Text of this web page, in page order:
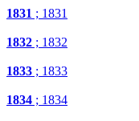
1831 ; 1831
1832 ; 1832
1833 ; 1833
1834 ; 1834